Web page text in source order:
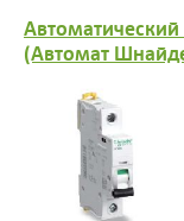
(Автомат